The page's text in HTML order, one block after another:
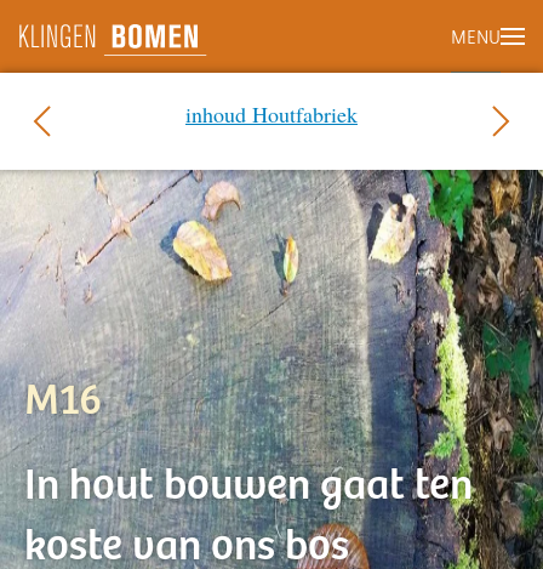
Terug naar hoofdinhoud
MENU
inhoud Houtfabriek
M16
In hout bouwen gaat ten
koste van ons bos